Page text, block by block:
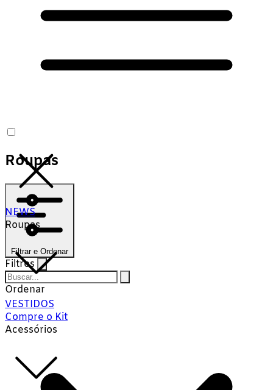
NEWS
Roupas
VESTIDOS
Compre o Kit
Acessórios
Roupas
Filtrar e Ordenar
Filtros
Ordenar